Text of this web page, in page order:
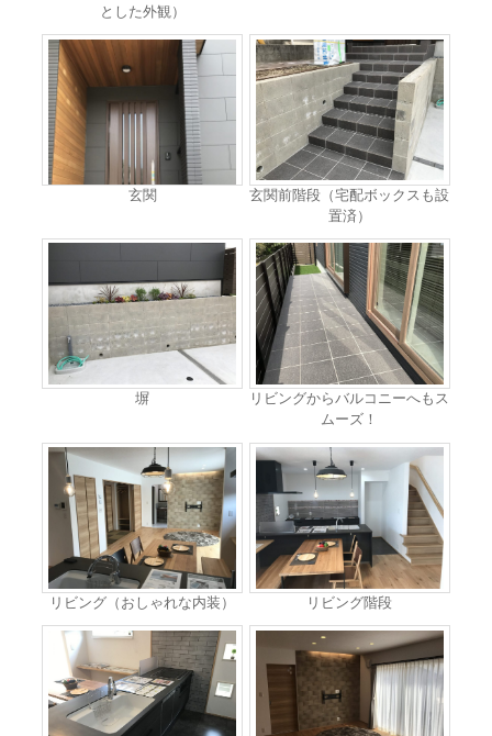
とした外観）
玄関
玄関前階段（宅配ボックスも設
置済）
塀
リビングからバルコニーへもス
ムーズ！
リビング（おしゃれな内装） リビング階段